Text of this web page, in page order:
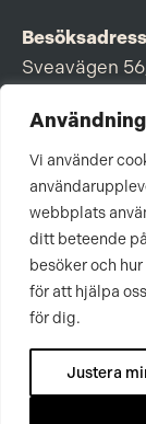
Vi använder
webbplats
ditt beteende
besöker och
för att hjälpa
för dig.
Justera
Besöksadress
Sveavägen
Postadress